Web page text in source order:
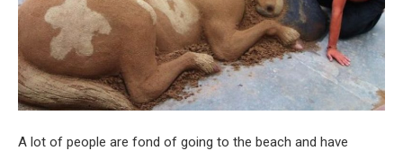
A lot of people are fond of going to the beach and have